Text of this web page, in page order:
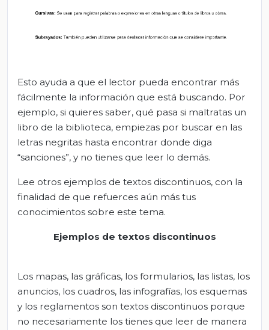
Esto ayuda a que el lector pueda encontrar más
fácilmente la información que está buscando. Por
ejemplo, si quieres saber, qué pasa si maltratas un
libro de la biblioteca, empiezas por buscar en las
letras negritas hasta encontrar donde diga
“sanciones”, y no tienes que leer lo demás.
Lee otros ejemplos de textos discontinuos, con la
finalidad de que refuerces aún más tus
conocimientos sobre este tema.
Ejemplos de textos discontinuos
Los mapas, las gráficas, los formularios, las listas, los
anuncios, los cuadros, las infografías, los esquemas
y los reglamentos son textos discontinuos porque
no necesariamente los tienes que leer de manera